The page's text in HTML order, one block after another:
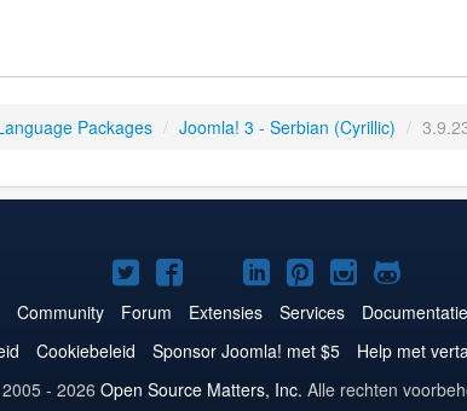
Packages / Joomla! 3 - Serbian (Cyrillic) /
Joomla!
op
Twitter
Joomla!
op
Facebook
Joomla!
op
YouTube
Joomla!
op
LinkedIn
Joomla!
op
Pinterest
Joomla!
op
Instagram
Joomla!
op
Community Forum Extensies Services Documentatie
Cookiebeleid Sponsor Joomla! met $5 Help met
- 2026 Open Source Matters, Inc. Alle rechten